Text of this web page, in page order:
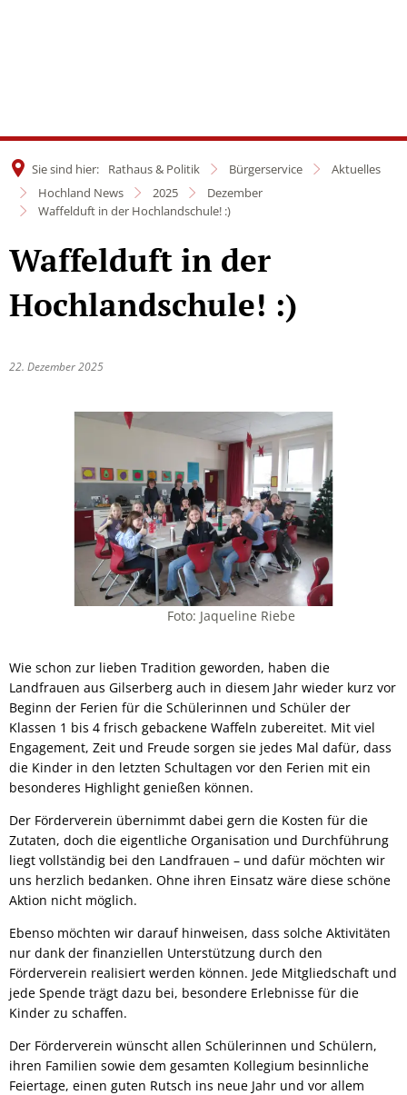
Sie sind hier: Rathaus & Politik Bürgerservice
Aktuelles
Hochland News
2025
Dezember
Waffelduft in der Hochlandschule! :)
Waffelduft in der
Hochlandschule! :)
22. Dezember 2025
Foto: Jaqueline Riebe
Wie schon zur lieben Tradition geworden, haben die
Landfrauen aus Gilserberg auch in diesem Jahr wieder kurz vor
Beginn der Ferien für die Schülerinnen und Schüler der
Klassen 1 bis 4 frisch gebackene Waffeln zubereitet. Mit viel
Engagement, Zeit und Freude sorgen sie jedes Mal dafür, dass
die Kinder in den letzten Schultagen vor den Ferien mit ein
besonderes Highlight genießen können.
Der Förderverein übernimmt dabei gern die Kosten für die
Zutaten, doch die eigentliche Organisation und Durchführung
liegt vollständig bei den Landfrauen – und dafür möchten wir
uns herzlich bedanken. Ohne ihren Einsatz wäre diese schöne
Aktion nicht möglich.
Ebenso möchten wir darauf hinweisen, dass solche Aktivitäten
nur dank der finanziellen Unterstützung durch den
Förderverein realisiert werden können. Jede Mitgliedschaft und
jede Spende trägt dazu bei, besondere Erlebnisse für die
Kinder zu schaffen.
Der Förderverein wünscht allen Schülerinnen und Schülern,
ihren Familien sowie dem gesamten Kollegium besinnliche
Feiertage, einen guten Rutsch ins neue Jahr und vor allem